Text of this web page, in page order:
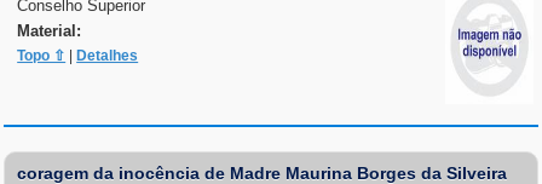
Conselho Superior
Material:
Topo ⇧ Detalhes
coragem da inocência de Madre Maurina Borges da Silveira